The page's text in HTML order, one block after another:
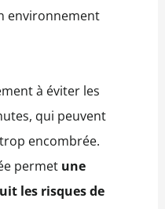
environnement
à éviter les
qui peuvent
encombrée.
permet une
les risques de